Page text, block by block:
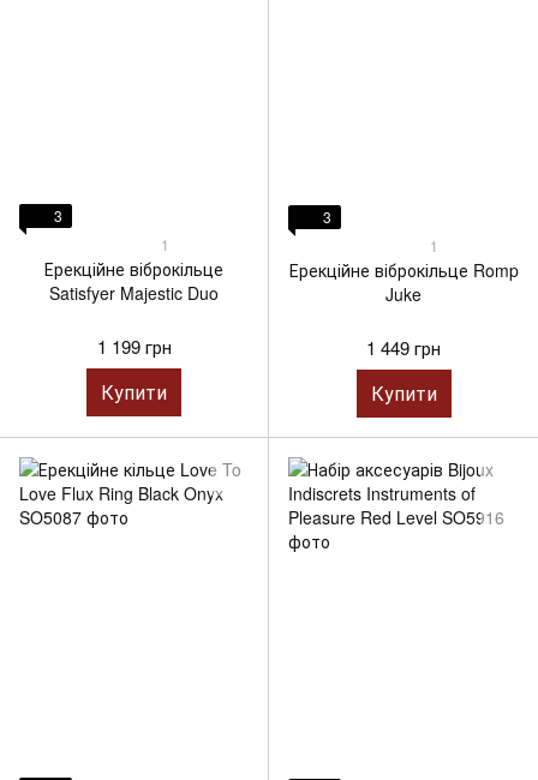
3
1
Ерекційне віброкільце
Satisfyer Majestic Duo
1 199 грн
Купити
3
1
Ерекційне віброкільце Romp
Juke
1 449 грн
Купити